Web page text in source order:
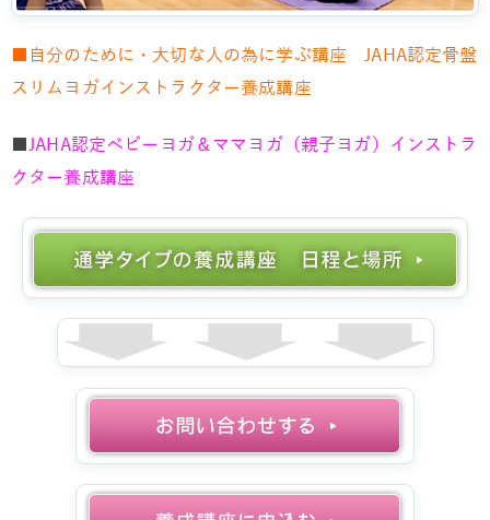
■自分のために・大切な人の為に学ぶ講座 JAHA認定骨盤
スリムヨガインストラクター養成講座
JAHA認定ベビーヨガ＆ママヨガ（親子ヨガ）インストラ
クター養成講座